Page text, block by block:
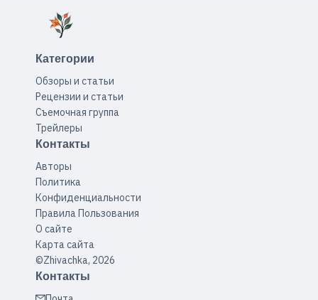
Категории
Обзоры и статьи
Рецензии и статьи
Съемочная группа
Трейлеры
Контакты
Авторы
Политика
Конфиденциальности
Правила Пользования
О сайте
Карта сайта
©Zhivachka, 2026
Контакты